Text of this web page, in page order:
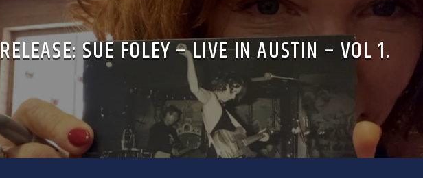
RELEASE: SUE FOLEY – LIVE IN AUSTIN – VOL 1.